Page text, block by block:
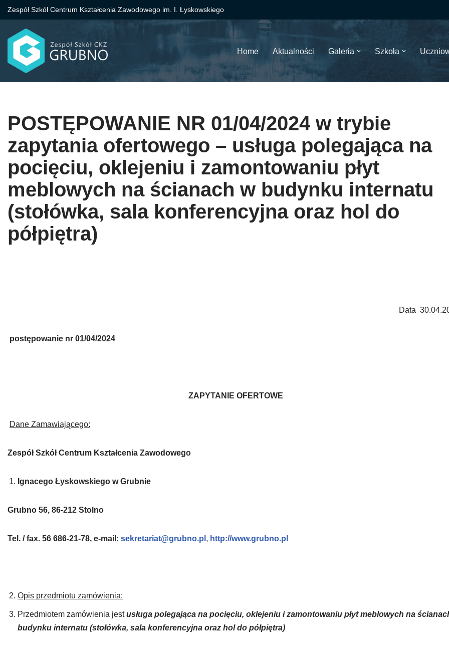
Przejdź
do
treści
Zespół Szkół Centrum Kształcenia Zawodowego im. I. Łyskowskiego
Home Aktualności Galeria Szkoła
POSTĘPOWANIE NR 01/04/2024 w trybie
zapytania ofertowego – usługa polegająca na
pocięciu, oklejeniu i zamontowaniu płyt
meblowych na ścianach w budynku internatu
(stołówka, sala konferencyjna oraz hol do
półpiętra)
Data
postępowanie nr 01/04/2024
ZAPYTANIE OFERTOWE
Dane Zamawiającego:
Zespół Szkół Centrum Kształcenia Zawodowego
Ignacego Łyskowskiego w Grubnie
Grubno 56, 86-212 Stolno
Tel. / fax. 56 686-21-78, e-mail: sekretariat@grubno.pl , http://www.grubno.pl
Opis przedmiotu zamówienia:
Przedmiotem zamówienia jestusługa polegająca na pocięciu, oklejeniu i zamontowaniu płyt meblowych na
budynku internatu (stołówka, sala konferencyjna oraz hol do półpiętra)